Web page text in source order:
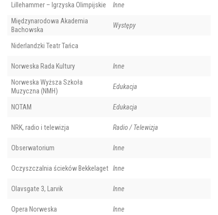
Lillehammer – Igrzyska Olimpijskie Inne
Międzynarodowa Akademia
Bachowska
Występy
Niderlandzki Teatr Tańca
Norweska Rada Kultury Inne
Norweska Wyższa Szkoła
Muzyczna (NMH)
Edukacja
NOTAM Edukacja
NRK, radio i telewizja Radio / Telewizja
Obserwatorium Inne
Oczyszczalnia ścieków Bekkelaget Inne
Olavsgate 3, Larvik Inne
Opera Norweska Inne